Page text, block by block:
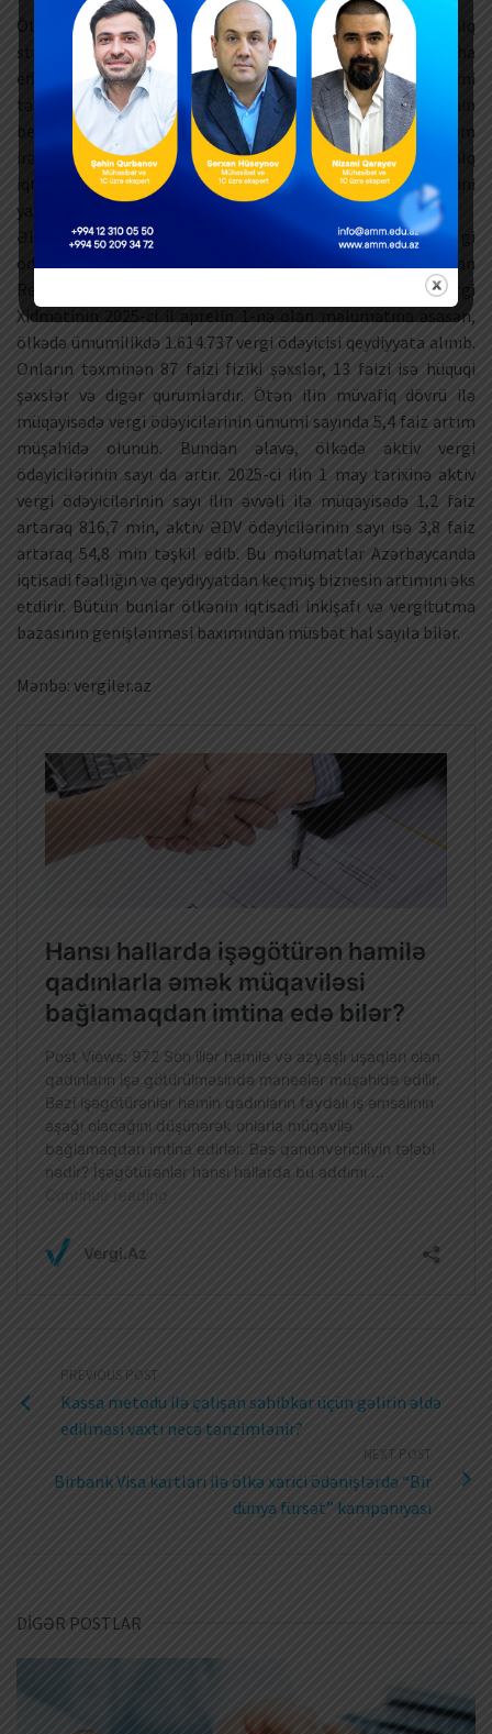
Ötən illərdə Azərbaycan vergi siyasətini beynəlxalq
standartlara uyğunlaşdırmaq və vergi inzibatçılığını daha
effektiv etmək üçün Dünya Bankı, OECD və BVF kimi
təşkilatlardan texniki dəstək alıb. Vergi sisteminin
beynəlxalq standartlara uyğunlaşdırılmasında mühüm
irəliləyişlər əldə etdiyi üçün bu islahatlar ölkənin beynəlxalq
iqtisadi inteqrasiyasını gücləndirir və investisiya mühitini
yaxşılaşdırır.
Əldə etdiyim məlumatlara görə, son illər Azərbaycanda vergi
ödəyicilərinin sayı durmadan artır. Azərbaycan
Respublikasının İqtisadiyyat Nazirliyi yanında Dövlət Vergi
Xidmətinin 2025-ci il aprelin 1-nə olan məlumatına əsasən,
ölkədə ümumilikdə 1.614.737 vergi ödəyicisi qeydiyyata alınıb.
Onların təxminən 87 faizi fiziki şəxslər, 13 faizi isə hüquqi
şəxslər və digər qurumlardır. Ötən ilin müvafiq dövrü ilə
müqayisədə vergi ödəyicilərinin ümumi sayında 5,4 faiz artım
müşahidə olunub. Bundan əlavə, ölkədə aktiv vergi
ödəyicilərinin sayı da artır. 2025-ci ilin 1 may tarixinə aktiv
vergi ödəyicilərinin sayı ilin əvvəli ilə müqayisədə 1,2 faiz
artaraq 816,7 min, aktiv ƏDV ödəyicilərinin sayı isə 3,8 faiz
artaraq 54,8 min təşkil edib. Bu məlumatlar Azərbaycanda
iqtisadi fəallığın və qeydiyyatdan keçmiş biznesin artımını əks
etdirir. Bütün bunlar ölkənin iqtisadi inkişafı və vergitutma
bazasının genişlənməsi baxımından müsbət hal sayıla bilər.
Mənbə: vergiler.az
PREVIOUS POST
Kassa metodu ilə çalışan sahibkar üçün gəlirin əldə
edilməsi vaxtı necə tənzimlənir?
NEXT POST
Birbank Visa kartları ilə ölkə xarici ödənişlərdə “Bir
dünya fürsət” kampaniyası
DİGƏR POSTLAR